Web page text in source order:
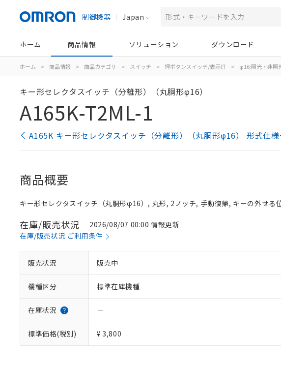
制御機器 Japan
ホーム 商品情報 ソリューション ダウンロード
ホーム > 商品情報 > 商品カテゴリ > スイッチ > 押ボタンスイッチ/表示灯 > φ16:照光・非照
キー形セレクタスイッチ（分離形）（丸胴形φ16）
A165K-T2ML-1
A165K キー形セレクタスイッチ（分離形）（丸胴形φ16） 形式仕
商品概要
キー形セレクタスイッチ（丸胴形φ16）, 丸形, 2ノッチ, 手動復帰, キーの外せる
在庫/販売状況
2026/08/07 00:00 情報更新
在庫/販売状況 ご利用条件
販売状況 販売中
機種区分 標準在庫機種
在庫状況 －
標準価格(税別) ¥ 3,800